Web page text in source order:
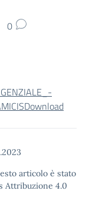
0
Download
articolo è stato
Attribuzione 4.0